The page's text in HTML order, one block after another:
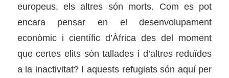
europeus, els altres són morts. Com es pot
encara pensar en el desenvolupament
econòmic i científic d’Àfrica des del moment
que certes elits són tallades i d’altres reduïdes
a la inactivitat? I aquests refugiats són aquí per